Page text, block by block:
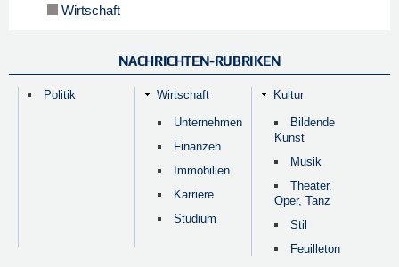
Wirtschaft
NACHRICHTEN-RUBRIKEN
Politik Wirtschaft
Unternehmen
Finanzen
Immobilien
Karriere
Studium
Kultur
Bildende
Kunst
Musik
Theater,
Oper, Tanz
Stil
Feuilleton